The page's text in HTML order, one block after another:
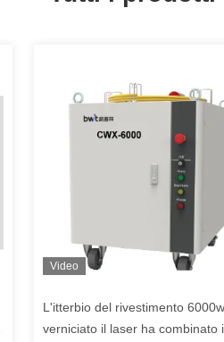
Video
L'itterbio del rivestimento
verniciato il laser ha combinato